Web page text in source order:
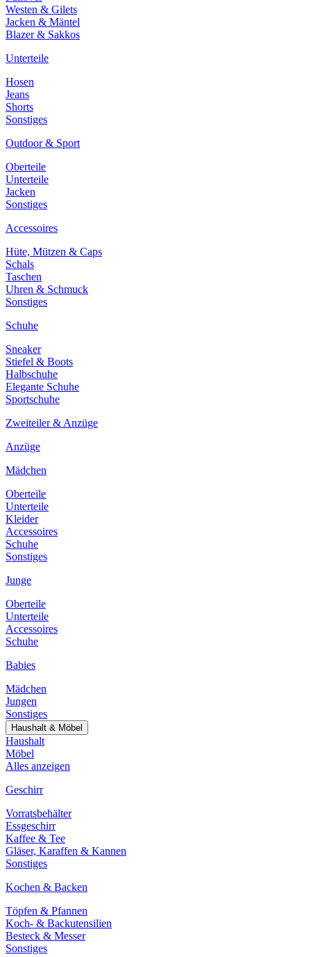
Westen & Gilets
Jacken & Mäntel
Blazer & Sakkos
Unterteile
Hosen
Jeans
Shorts
Sonstiges
Outdoor & Sport
Oberteile
Unterteile
Jacken
Sonstiges
Accessoires
Hüte, Mützen & Caps
Schals
Taschen
Uhren & Schmuck
Sonstiges
Schuhe
Sneaker
Stiefel & Boots
Halbschuhe
Elegante Schuhe
Sportschuhe
Zweiteiler & Anzüge
Anzüge
Mädchen
Oberteile
Unterteile
Kleider
Accessoires
Schuhe
Sonstiges
Junge
Oberteile
Unterteile
Accessoires
Schuhe
Babies
Mädchen
Jungen
Sonstiges
Haushalt & Möbel
Haushalt
Möbel
Alles anzeigen
Geschirr
Vorratsbehälter
Essgeschirr
Kaffee & Tee
Gläser, Karaffen & Kannen
Sonstiges
Kochen & Backen
Töpfen & Pfannen
Koch- & Backutensilien
Besteck & Messer
Sonstiges